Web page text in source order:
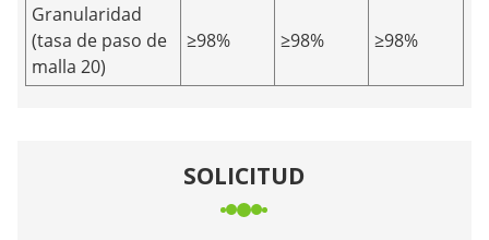
Granularidad
(tasa de paso de
malla 20)
≥98% ≥98% ≥98%
SOLICITUD